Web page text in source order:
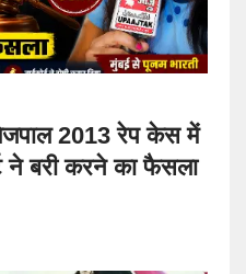
2013 रेप केस में
ने बरी करने का फैसला